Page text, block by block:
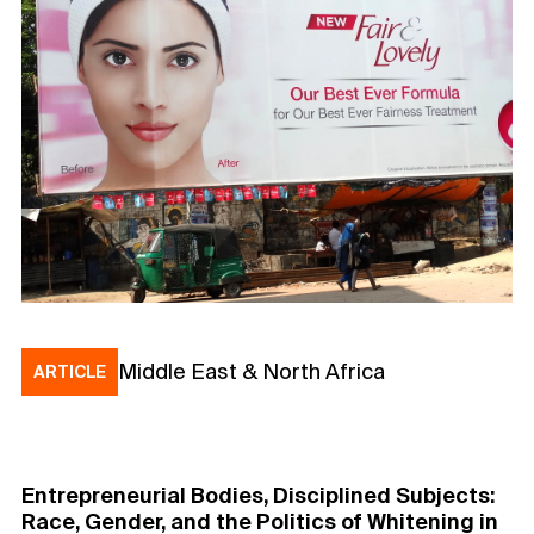
ARTICLE Middle East & North Africa
Entrepreneurial Bodies, Disciplined Subjects:
Race, Gender, and the Politics of Whitening in